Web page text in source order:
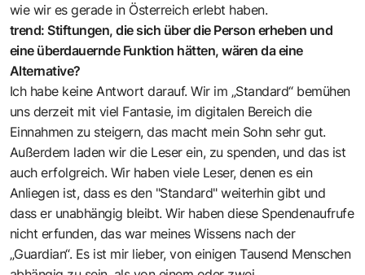
wie wir es gerade in Österreich erlebt haben.
trend: Stiftungen, die sich über die Person erheben und
eine überdauernde Funktion hätten, wären da eine
Alternative?
Ich habe keine Antwort darauf. Wir im „Standard“ bemühen
uns derzeit mit viel Fantasie, im digitalen Bereich die
Einnahmen zu steigern, das macht mein Sohn sehr gut.
Außerdem laden wir die Leser ein, zu spenden, und das ist
auch erfolgreich. Wir haben viele Leser, denen es ein
Anliegen ist, dass es den "Standard" weiterhin gibt und
dass er unabhängig bleibt. Wir haben diese Spendenaufrufe
nicht erfunden, das war meines Wissens nach der
„Guardian“. Es ist mir lieber, von einigen Tausend Menschen